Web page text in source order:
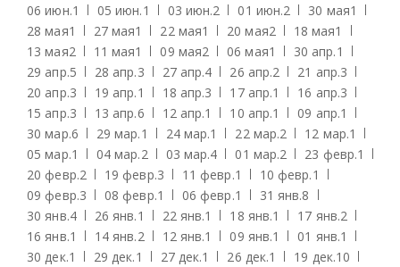
06 июн.1 05 июн.1 03 июн.2 01 июн.2 30 мая1
28 мая1 27 мая1 22 мая1 20 мая2 18 мая1
13 мая2 11 мая1 09 мая2 06 мая1 30 апр.1
29 апр.5 28 апр.3 27 апр.4 26 апр.2 21 апр.3
20 апр.3 19 апр.1 18 апр.3 17 апр.1 16 апр.3
15 апр.3 13 апр.6 12 апр.1 10 апр.1 09 апр.1
30 мар.6 29 мар.1 24 мар.1 22 мар.2 12 мар.1
05 мар.1 04 мар.2 03 мар.4 01 мар.2 23 февр.1
20 февр.2 19 февр.3 11 февр.1 10 февр.1
09 февр.3 08 февр.1 06 февр.1 31 янв.8
30 янв.4 26 янв.1 22 янв.1 18 янв.1 17 янв.2
16 янв.1 14 янв.2 12 янв.1 09 янв.1 01 янв.1
30 дек.1 29 дек.1 27 дек.1 26 дек.1 19 дек.10